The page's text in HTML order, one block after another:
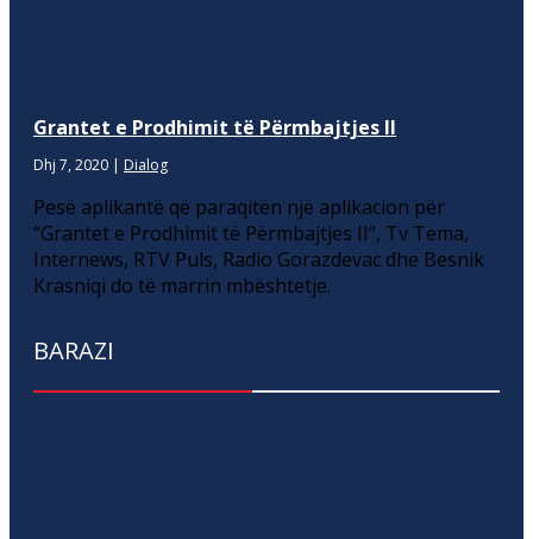
Grantet e Prodhimit të Përmbajtjes II
Dhj 7, 2020 | Dialog
Pesë aplikantë që paraqitën një aplikacion për
“Grantet e Prodhimit të Përmbajtjes II”, Tv Tema,
Internews, RTV Puls, Radio Gorazdevac dhe Besnik
Krasniqi do të marrin mbështetje.
BARAZI